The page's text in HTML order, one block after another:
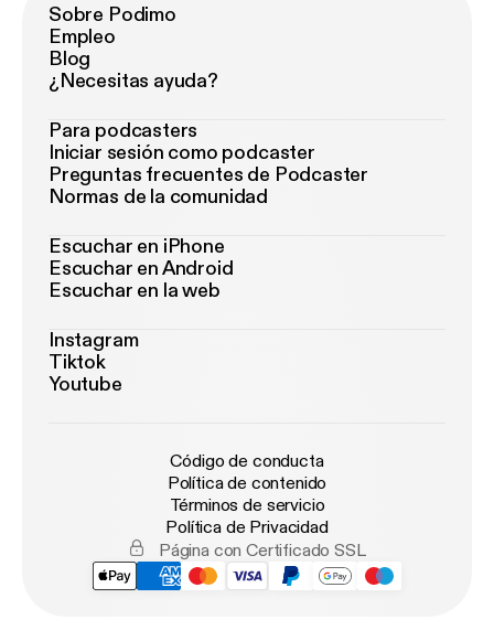
Sobre Podimo
Empleo
Blog
¿Necesitas ayuda?
Para podcasters
Iniciar sesión como podcaster
Preguntas frecuentes de Podcaster
Normas de la comunidad
Escuchar en iPhone
Escuchar en Android
Escuchar en la web
Instagram
Tiktok
Youtube
Código de conducta
Política de contenido
Términos de servicio
Política de Privacidad
Página con Certificado SSL